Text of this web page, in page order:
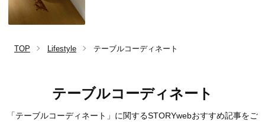
TOP Lifestyle テーブルコーディネート
テーブルコーディネート
「テーブルコーディネート」に関するSTORYwebおすすめ記事をご